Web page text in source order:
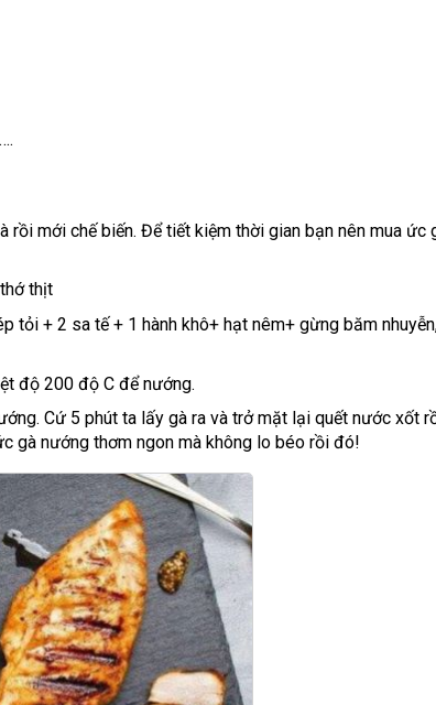
rồi mới chế biến. Để tiết kiệm thời gian bạn nên mua ức
thịt
tỏi + 2 sa tế + 1 hành khô+ hạt nêm+ gừng băm
độ 200 độ C để nướng.
Cứ 5 phút ta lấy gà ra và trở mặt lại quết nước xốt
gà nướng thơm ngon mà không lo béo rồi đó!